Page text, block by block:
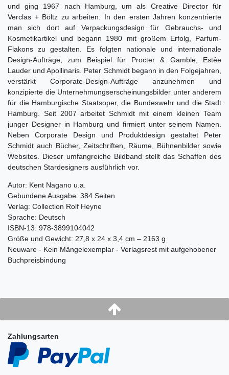
und ging 1967 nach Hamburg, um als Creative Director für
Verclas + Böltz zu arbeiten. In den ersten Jahren konzentrierte
man sich dort auf Verpackungsdesign für Gebrauchs- und
Kosmetikartikel und begann 1980 mit großem Erfolg, Parfum-
Flakons zu gestalten. Es folgten nationale und internationale
Design-Aufträge, zum Beispiel für Procter & Gamble, Estée
Lauder und Apollinaris. Peter Schmidt begann in den Folgejahren,
verstärkt Corporate-Design-Aufträge anzunehmen und
konzipierte die Unternehmungserscheinungsbilder unter anderem
für die Hamburgische Staatsoper, die Bundeswehr und die Stadt
Hamburg. Seit 2007 arbeitet Schmidt mit einem kleinen Team
junger Designer in Hamburg und firmiert unter seinem Namen.
Neben Corporate Design und Produktdesign gestaltet Peter
Schmidt auch Bücher, Zeitschriften, Räume, Bühnenbilder sowie
Websites. Dieser umfangreiche Bildband stellt das Schaffen des
deutschen Stardesigners ausführlich vor.
Autor: Kent Nagano u.a.
Gebundene Ausgabe: 384 Seiten
Verlag: Collection Rolf Heyne
Sprache: Deutsch
ISBN-13: 978-3899104042
Größe und Gewicht: 27,8 x 24 x 3,4 cm – 2163 g
Neuware - Kein Mängelexemplar - Verlagsrest mit aufgehobener
Buchpreisbindung
Zahlungsarten